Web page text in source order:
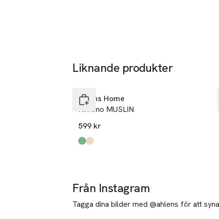
Liknande produkter
Åhléns Home
Kimono MUSLIN
599 kr
Produkten finns i färgerna:
Dusty Green
Beige
Från Instagram
Tagga dina bilder med @ahlens för att